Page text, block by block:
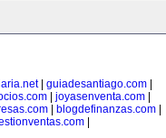
| guiadesantiago.com|
| joyasenventa.com|
| blogdefinanzas.com|
|